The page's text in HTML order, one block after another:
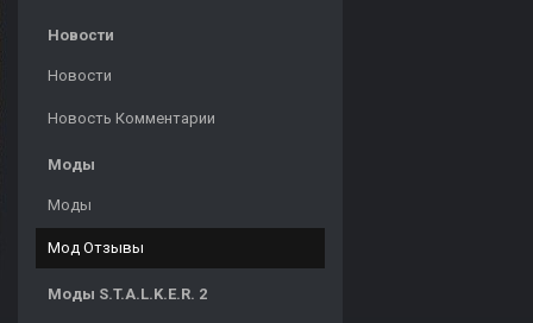
Новости
Новости
Новость Комментарии
Моды
Моды
Мод Отзывы
Моды S.T.A.L.K.E.R. 2